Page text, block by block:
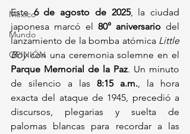
México
Mundo
OPINIÓN
Este 6 de agosto de 2025, la ciudad
japonesa marcó el 80° aniversario del
lanzamiento de la bomba atómica Little
Boy
Parque Memorial de la Paz. Un minuto
de silencio a las 8:15 a.m., la hora
exacta del ataque de 1945, precedió a
discursos, plegarias y suelta de
palomas blancas para recordar a las